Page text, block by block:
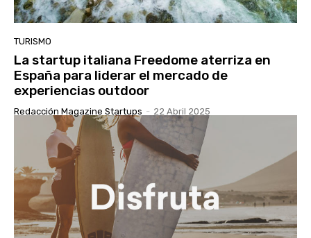
TURISMO
La startup italiana Freedome aterriza en
España para liderar el mercado de
experiencias outdoor
Redacción Magazine Startups - 22 Abril 2025